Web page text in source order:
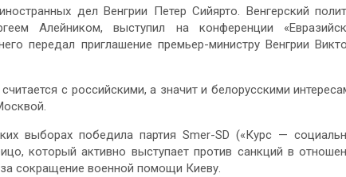
дел Венгрии Петер Сийярто. Венгерский
Алейником, выступил на конференции
передал приглашение премьер-министру Венгрии
с российскими, а значит и белорусскими
выборах победила партия Smer-SD («Курс —
который активно выступает против санкций в
сокращение военной помощи Киеву.